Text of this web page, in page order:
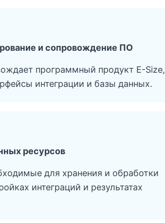
и сопровождение ПО
программный продукт E-Size,
интеграции и базы данных.
ресурсов
для хранения и обработки
интеграций и результатах